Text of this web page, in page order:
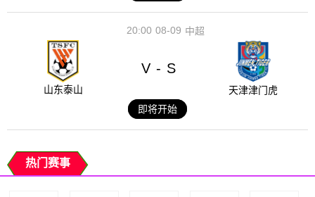
08-09
20:00 中超
山东泰山
V - S
天津津门虎
即将开始
热门赛事